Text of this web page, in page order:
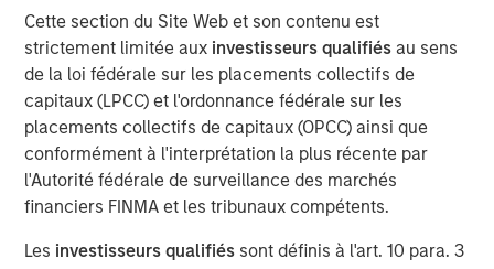
Cette section du Site Web et son contenu est
strictement limitée aux investisseurs qualifiésau sens
de la loi fédérale sur les placements collectifs de
capitaux (LPCC) et l'ordonnance fédérale sur les
placements collectifs de capitaux (OPCC) ainsi que
conformément à l'interprétation la plus récente par
l'Autorité fédérale de surveillance des marchés
financiers FINMA et les tribunaux compétents.
Les investisseurs qualifiés sont définis à l'art. 10 para. 3
A fund managed by Morgan Stanley Private Equity Asia
has invested Rs 152 crore in Southern Health Foods,
makers of the Manna Foods brand of natural health food
products.
Manna Foods' flagship product, Manna Health Mix is a
ready to cook improvisation of 'sathumaavu', a traditional
homemade multi-grain mixture of cereals, millets and
pulses that is cooked in hot milk. Apart from its flagship
product, Manna Foods has a strong suite of health food